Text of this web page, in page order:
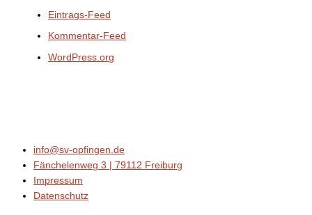
Eintrags-Feed
Kommentar-Feed
WordPress.org
info@sv-opfingen.de
Fänchelenweg 3 | 79112 Freiburg
Impressum
Datenschutz